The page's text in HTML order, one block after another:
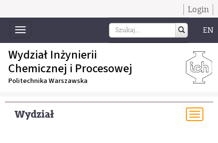
Login
Toggle
navigation
EN
Wydział Inżynierii
Chemicznej i Procesowej
Politechnika Warszawska
Wydział